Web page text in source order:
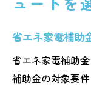
省エネ家電補助
省エネ家電補助
補助金の対象要